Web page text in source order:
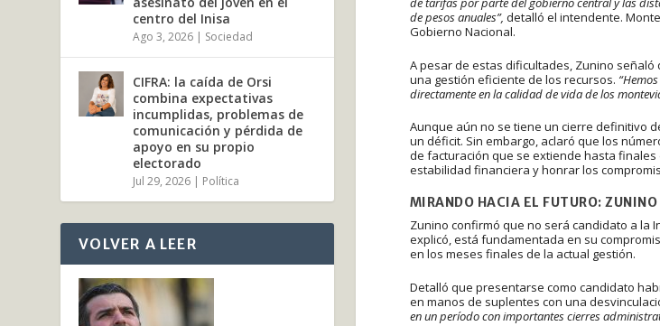
de pesos anuales”, detalló el intendente.
Gobierno Nacional.
A pesar de estas dificultades, Zunino
una gestión eficiente de los recursos.
directamente en la calidad de vida de los
Aunque aún no se tiene un cierre definitivo
un déficit. Sin embargo, aclaró que los
de facturación que se extiende hasta
estabilidad financiera y honrar los
MIRANDO HACIA EL FUTURO:
Zunino confirmó que no será candidato a la
explicó, está fundamentada en su
en los meses finales de la actual gestión.
Detalló que presentarse como candidato
en manos de suplentes con una
en un período con importantes cierres
centro del Inisa
Ago 3, 2026 | Sociedad
CIFRA: la caída de Orsi
combina expectativas
incumplidas, problemas de
comunicación y pérdida de
apoyo en su propio
electorado
Jul 29, 2026 | Política
VOLVER A LEER